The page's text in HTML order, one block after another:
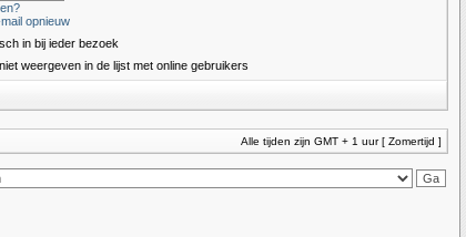
opnieuw
in bij ieder bezoek
weergeven in de lijst met online gebruikers
Alle tijden zijn GMT + 1 uur [ Zomertijd ]